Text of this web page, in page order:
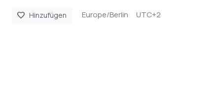
favorite Hinzufügen Europe/Berlin UTC+2